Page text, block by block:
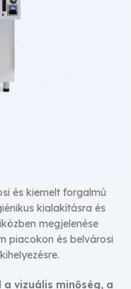
és kiemelt forgalmú
kialakításra és
megjelenése
piacokon és belvárosi
vizuális minőség, a